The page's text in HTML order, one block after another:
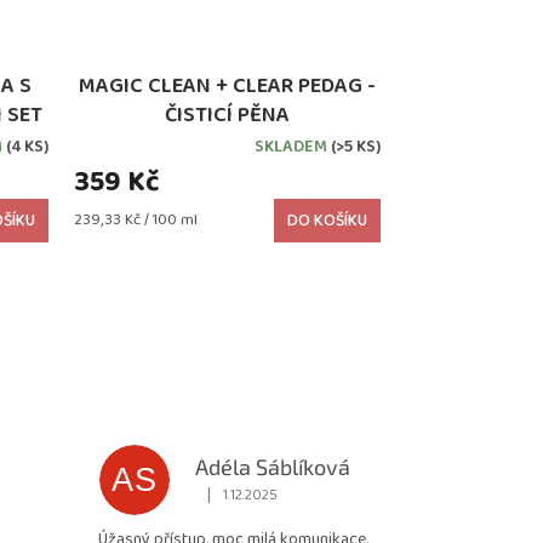
S
(4 KS)
MAGIC CLEAN + CLEAR PEDAG -
ČISTICÍ PĚNA
SKLADEM (>5 KS)
359 Kč
Měrná
239,33 Kč / 100 ml DO KOŠÍKU
5 z 5 hvězdiček.
AS
Adéla Sáblíková
Hodnocení obchodu je 5 z 5 hvězdiček.
| 1.12.2025